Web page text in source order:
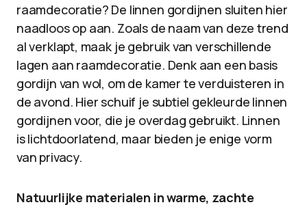
raamdecoratie? De linnen gordijnen sluiten hier
naadloos op aan. Zoals de naam van deze trend
al verklapt, maak je gebruik van verschillende
lagen aan raamdecoratie. Denk aan een basis
gordijn van wol, om de kamer te verduisteren in
de avond. Hier schuif je subtiel gekleurde linnen
gordijnen voor, die je overdag gebruikt. Linnen
is lichtdoorlatend, maar bieden je enige vorm
van privacy.
Natuurlijke materialen in warme, zachte